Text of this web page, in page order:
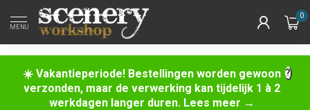
☀️ Vakantieperiode! Bestellingen worden gewoon
verzonden, maar de verwerking kan tijdelijk 1 à 2
werkdagen langer duren. Lees meer →
MENU
0